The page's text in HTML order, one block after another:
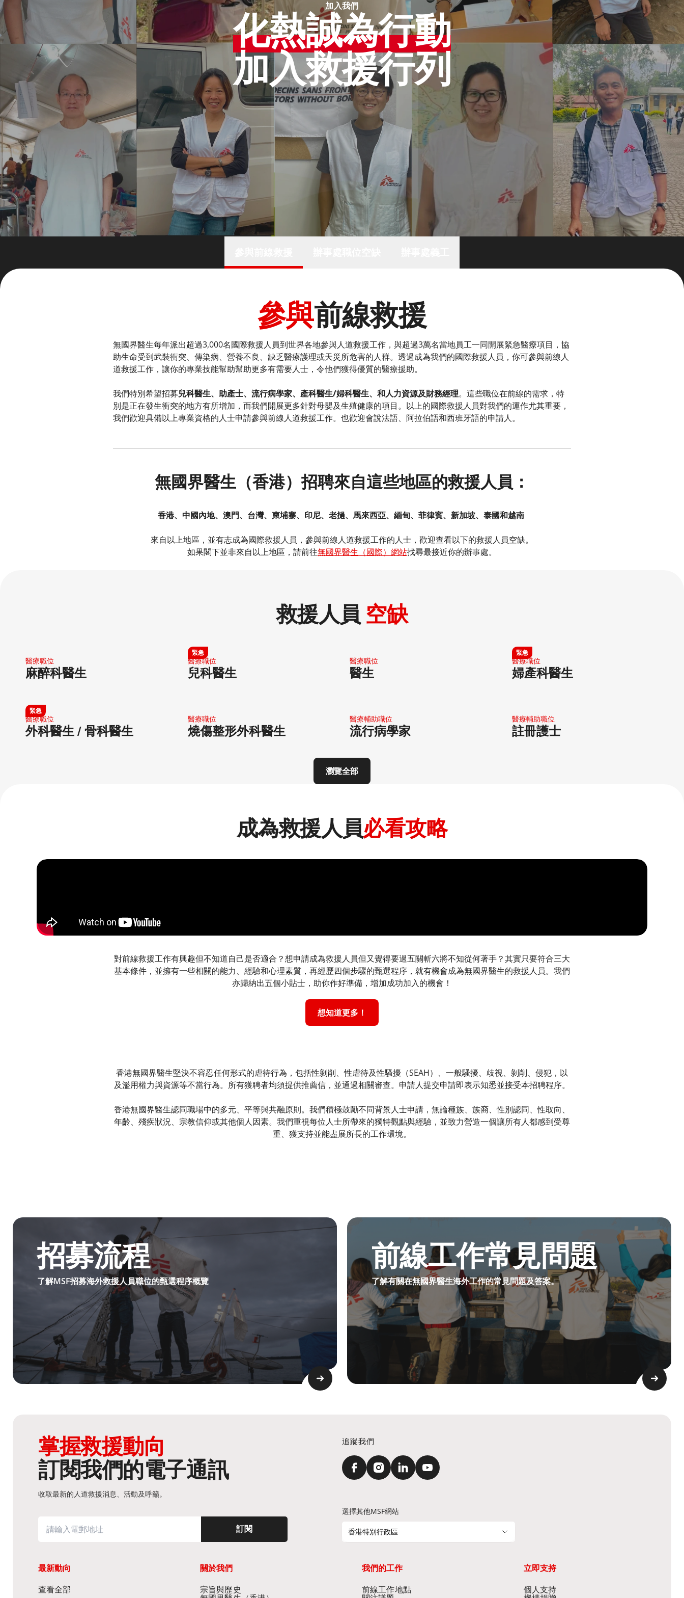
加入我們​
化熱誠為行動
加入救援行列
參與前線救援
無國界醫生每年派出超過3,000名國際救援人員到世界各地參與人道救援工作，與超過3萬名當地員工一同開展緊急醫療項目，協
助生命受到武裝衝突、傳染病、營養不良、缺乏醫療護理或天災所危害的人群。透過成為我們的國際救援人員，你可參與前線人
道救援工作，讓你的專業技能幫助幫助更多有需要人士，令他們獲得優質的醫療援助。 ​
我們特別希望招募兒科醫生、助產士、流行病學家、產科醫生/婦科醫生、和人力資源及財務經理。這些職位在前線的需求，特
別是正在發生衝突的地方有所增加，而我們開展更多針對母嬰及生殖健康的項目。以上的國際救援人員對我們的運作尤其重要，
我們歡迎具備以上專業資格的人士申請參與前線人道救援工作。也歡迎會說法語、阿拉伯語和西班牙語的申請人。​
無國界醫生（香港）招聘來自這些地區的救援人員：​
香港、中國內地、澳門、台灣、柬埔寨、印尼、老撾、馬來西亞、緬甸、菲律賓、新加坡、泰國和越南
來自以上地區，並有志成為國際救援人員，參與前線人道救援工作的人士，歡迎查看以下的救援人員空缺。​
如果閣下並非來自以上地區，請前往無國界醫生（國際）網站找尋最接近你的辦事處。​
救援人員 空缺
醫療職位​
麻醉科醫生
兒科醫生
緊急
醫療職位​
兒科醫生
醫療職位​
醫生
婦產科醫生​
緊急
醫療職位​
婦產科醫生​
外科醫生 / 骨科醫生
緊急
醫療職位​
外科醫生 / 骨科醫生
醫療職位​
燒傷整形外科醫生
醫療輔助職位
流行病學家
醫療輔助職位
註冊護士
瀏覽全部​
成為救援人員必看攻略​
對前線救援工作有興趣但不知道自己是否適合？想申請成為救援人員但又覺得要過五關斬六將不知從何著手？其實只要符合三大
基本條件，並擁有一些相關的能力、經驗和心理素質，再經歷四個步驟的甄選程序，就有機會成為無國界醫生的救援人員。我們
亦歸納出五個小貼士，助你作好準備，增加成功加入的機會！​
想知道更多！
香港無國界醫生堅決不容忍任何形式的虐待行為，包括性剝削、性虐待及性騷擾（SEAH）、一般騷擾、歧視、剝削、侵犯，以
及濫用權力與資源等不當行為。所有獲聘者均須提供推薦信，並通過相關審查。申請人提交申請即表示知悉並接受本招聘程序。
香港無國界醫生認同職場中的多元、平等與共融原則。我們積極鼓勵不同背景人士申請，無論種族、族裔、性別認同、性取向、
年齡、殘疾狀況、宗教信仰或其他個人因素。我們重視每位人士所帶來的獨特觀點與經驗，並致力營造一個讓所有人都感到受尊
重、獲支持並能盡展所長的工作環境。
招募流程
了解MSF招募海外救援人員職位的甄選程序概覽
MSF 前線招募流程
前線工作常見問題
了解有關在無國界醫生海外工作的常見問題及答案。
前線工作問題​
掌握救援動向
訂閱我們的電子通訊
收取最新的人道救援消息、活動及呼籲。
訂閱
追蹤我們
選擇其他MSF網站
香港特別行政區
最新動向
查看全部
關於我們
宗旨與歷史​
我們的工作
前線工作地點​
立即支持
個人支持